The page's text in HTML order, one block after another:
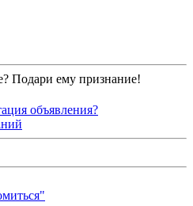
Подари ему признание!
объявления?